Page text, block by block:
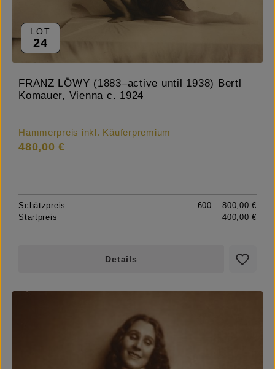
LOT
24
FRANZ LÖWY (1883–active until 1938) Bertl
Komauer, Vienna c. 1924
Hammerpreis inkl. Käuferpremium
480,00 €
Schätzpreis
600 – 800,00 €
Startpreis
400,00 €
Details